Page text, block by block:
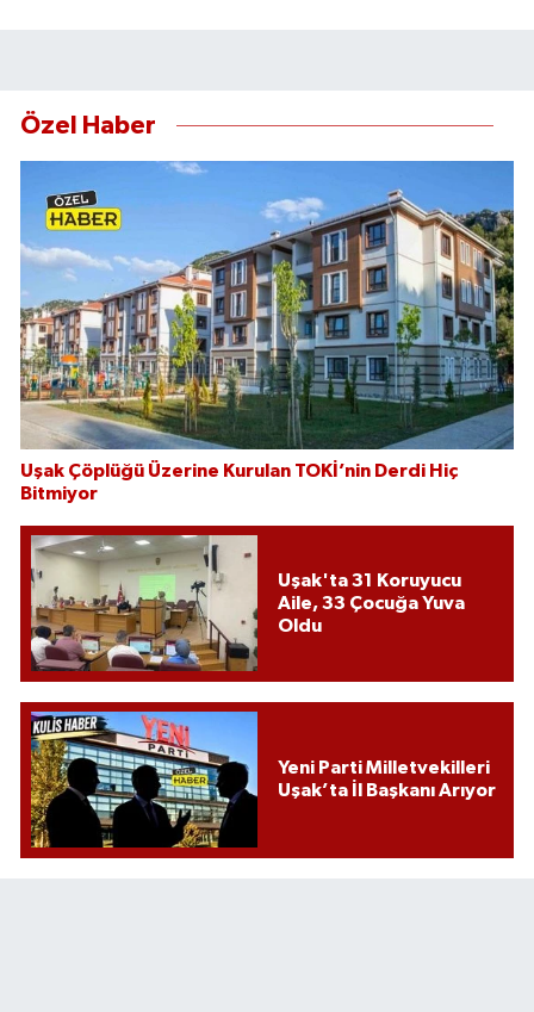
Özel Haber
Uşak Çöplüğü Üzerine Kurulan TOKİ’nin Derdi Hiç
Bitmiyor
Uşak'ta 31 Koruyucu
Aile, 33 Çocuğa Yuva
Oldu
Yeni Parti Milletvekilleri
Uşak’ta İl Başkanı Arıyor